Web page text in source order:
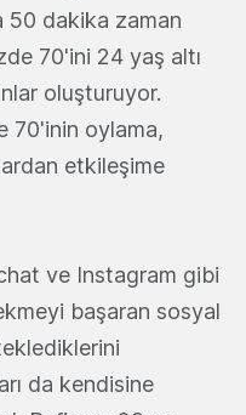
50 dakika zaman
70'ini 24 yaş altı
oluşturuyor.
70'inin oylama,
etkileşime
ve Instagram gibi
başaran sosyal
da kendisine